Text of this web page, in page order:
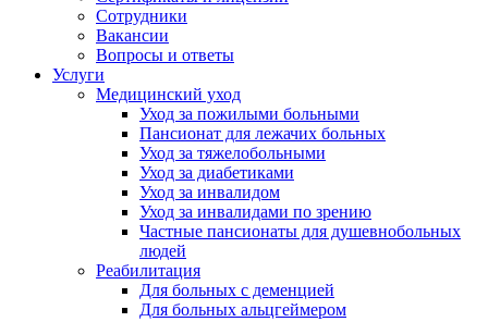
Сотрудники
Вакансии
Вопросы и ответы
Услуги
Медицинский уход
Уход за пожилыми больными
Пансионат для лежачих больных
Уход за тяжелобольными
Уход за диабетиками
Уход за инвалидом
Уход за инвалидами по зрению
Частные пансионаты для душевнобольных
людей
Реабилитация
Для больных с деменцией
Для больных альцгеймером